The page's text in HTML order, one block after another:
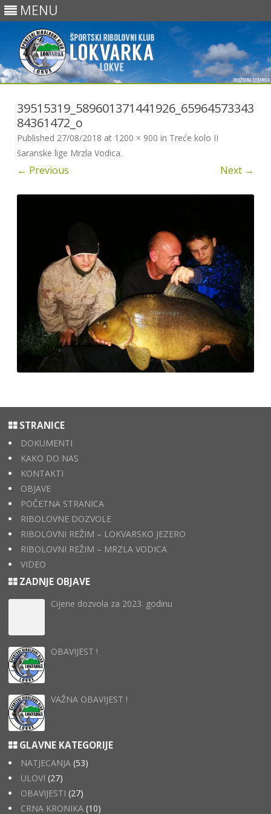
MENU
content
39515319_589601371441926_65964573343
84361472_o
Published 27/08/2018 at 1200 × 900 in Treće kolo II
šaranske lige Mrzla Vodica.
← Previous Next →
STRANICE
DOKUMENTI
KAKO DO NAS
KONTAKTI
OBJAVE
POČETNA STRANICA
RIBOLOVNE DOZVOLE
RIBOLOVNI REŽIM – LOKVARSKO JEZERO
RIBOLOVNI REŽIM – MRZLA VODICA
VIDEO
ZADNJE OBJAVE
Cijene dozvola za 2023. godinu
OBAVIJEST !
VAŽNA OBAVIJEST !
GLAVNE KATEGORIJE
NATJECANJA (53)
ULOVI (27)
OBAVIJESTI (27)
CRNA KRONIKA (10)